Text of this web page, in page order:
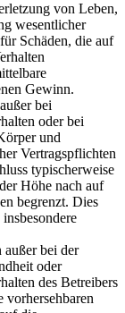
von Leben,
wesentlicher
Schäden, die auf
Gewinn.
bei
oder bei
und
Vertragspflichten
typischerweise
Höhe nach auf
begrenzt. Dies
bei der
oder
des Betreibers
vorhersehbaren